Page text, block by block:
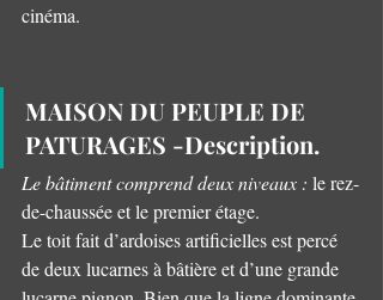
cinéma.
MAISON DU PEUPLE DE
PATURAGES -Description.
Le bâtiment comprend deux niveaux : le rez-
de-chaussée et le premier étage.
Le toit fait d’ardoises artificielles est percé
de deux lucarnes à bâtière et d’une grande